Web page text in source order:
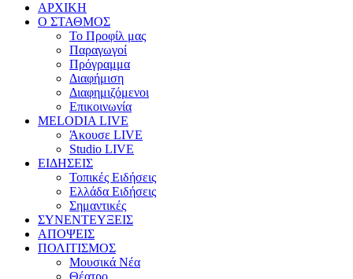
ΑΡΧΙΚΗ
Ο ΣΤΑΘΜΟΣ
Το Προφίλ μας
Παραγωγοί
Πρόγραμμα
Διαφήμιση
Διαφημιζόμενοι
Επικοινωνία
MELODIA LIVE
Άκουσε LIVE
Studio LIVE
ΕΙΔΗΣΕΙΣ
Τοπικές Ειδήσεις
Ελλάδα Ειδήσεις
Σημαντικές
ΣΥΝΕΝΤΕΥΞΕΙΣ
ΑΠΟΨΕΙΣ
ΠΟΛΙΤΙΣΜΟΣ
Μουσικά Νέα
Θέατρο